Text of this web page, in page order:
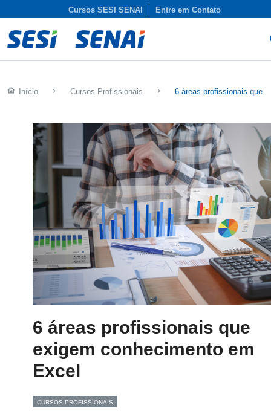
Cursos SESI SENAI Entre em Contato
home Início keyboard_arrow_right Cursos Profissionais keyboard_arrow_right 6 áreas profissionais que
6 áreas profissionais que
exigem conhecimento em
Excel
CURSOS PROFISSIONAIS